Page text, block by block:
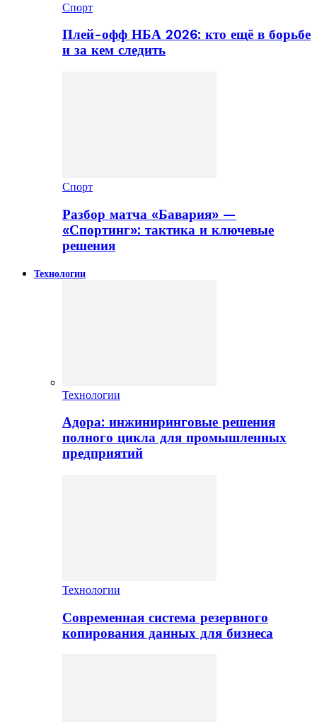
Спорт
Плей-офф НБА 2026: кто ещё в борьбе
и за кем следить
Спорт
Разбор матча «Бавария» —
«Спортинг»: тактика и ключевые
решения
Технологии
Технологии
Адора: инжиниринговые решения
полного цикла для промышленных
предприятий
Технологии
Современная система резервного
копирования данных для бизнеса